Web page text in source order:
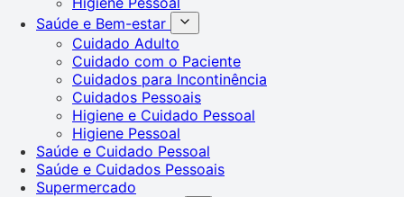
Saúde e Bem-estar
Cuidado Adulto
Cuidado com o Paciente
Cuidados para Incontinência
Cuidados Pessoais
Higiene e Cuidado Pessoal
Higiene Pessoal
Saúde e Cuidado Pessoal
Saúde e Cuidados Pessoais
Supermercado